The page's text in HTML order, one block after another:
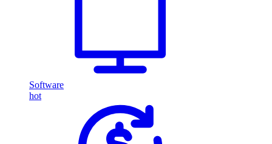
Software
hot